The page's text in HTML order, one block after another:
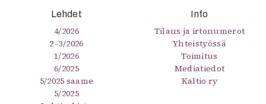
Lehdet
4/2026
2–3/2026
1/2026
6/2025
5/2025 saame
5/2025
Info
Tilaus ja irtonumerot
Yhteistyössä
Toimitus
Mediatiedot
Kaltio ry